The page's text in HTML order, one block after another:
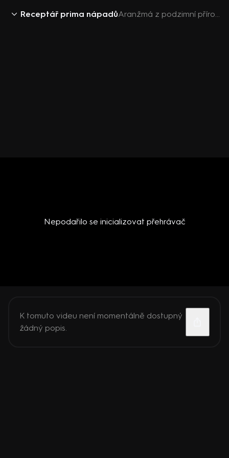
Receptář prima nápadů Aranžmá z podzimní přírody
Nepodařilo se inicializovat přehrávač
K tomuto videu není momentálně dostupný
žádný popis.